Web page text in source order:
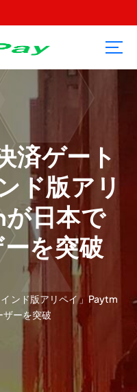
済ゲート
ド版アリ
日本で
を突破
ンド版アリペイ」Paytm
ーを突破